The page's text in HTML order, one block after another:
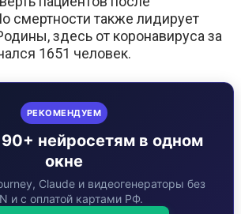
смертности также лидирует
здесь от коронавируса за
1651 человек.
РЕКОМЕНДУЕМ
нейросетям в одном
окне
Claude и видеогенераторы без
и с оплатой картами РФ.